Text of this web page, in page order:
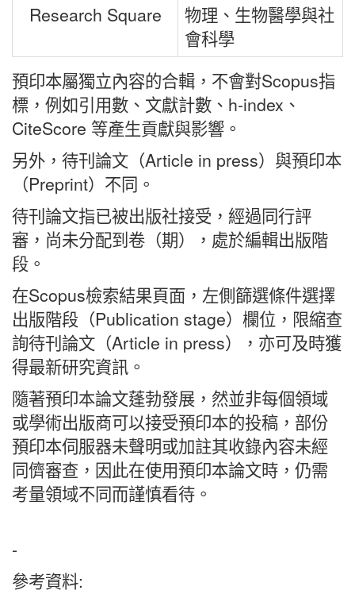
Research Square
物理、生物醫學與社
會科學
預印本屬獨立內容的合輯，不會對Scopus指
標，例如引用數、文獻計數、h-index、
CiteScore 等產生貢獻與影響。
另外，待刊論文（Article in press）與預印本
（Preprint）不同。
待刊論文指已被出版社接受，經過同行評
審，尚未分配到卷（期），處於編輯出版階
段。
在Scopus檢索結果頁面，左側篩選條件選擇
出版階段（Publication stage）欄位，限縮查
詢待刊論文（Article in press），亦可及時獲
得最新研究資訊。
隨著預印本論文蓬勃發展，然並非每個領域
或學術出版商可以接受預印本的投稿，部份
預印本伺服器未聲明或加註其收錄內容未經
同儕審查，因此在使用預印本論文時，仍需
考量領域不同而謹慎看待。
-
參考資料: